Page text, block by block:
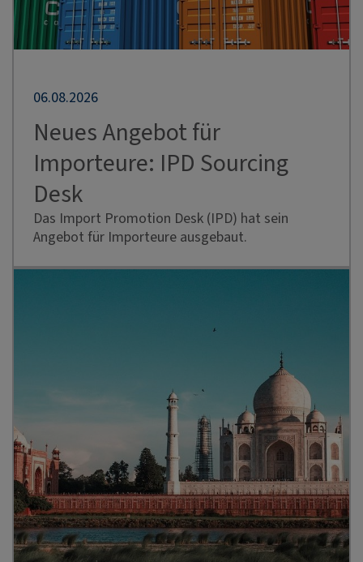
06.08.2026
Neues Angebot für
Importeure: IPD Sourcing
Desk
Das Import Promotion Desk (IPD) hat sein
Angebot für Importeure ausgebaut.